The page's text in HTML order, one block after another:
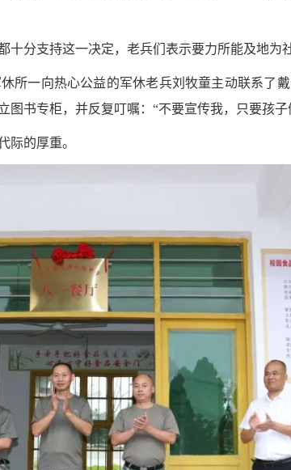
分支持这一决定，老兵们表示要力所能及地为
所一向热心公益的军休老兵刘牧童主动联系了
书专柜，并反复叮嘱：“不要宣传我，只要孩
际的厚重。